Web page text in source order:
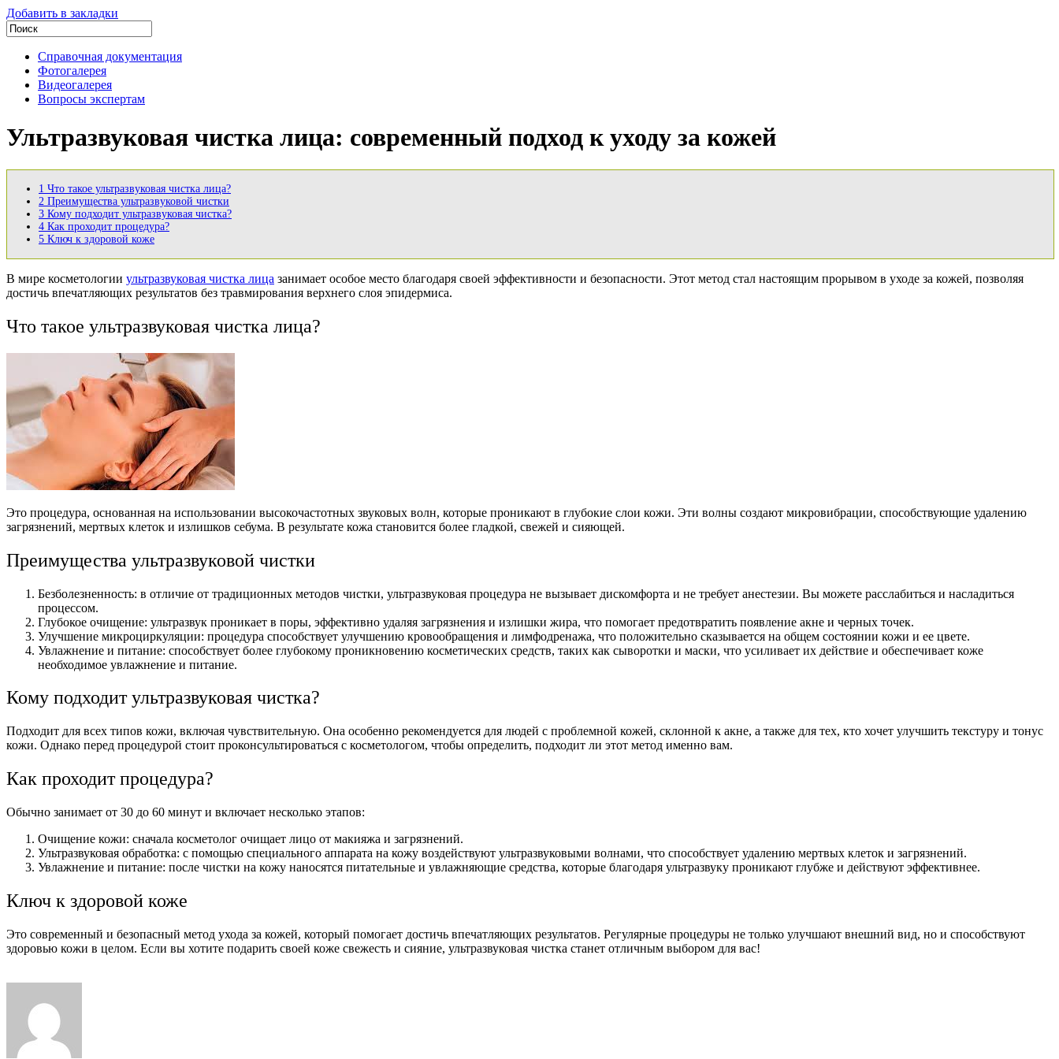
Добавить в закладки
Справочная документация
Фотогалерея
Видеогалерея
Вопросы экспертам
Ультразвуковая чистка лица: современный подход к уходу за кожей
1 Что такое ультразвуковая чистка лица?
2 Преимущества ультразвуковой чистки
3 Кому подходит ультразвуковая чистка?
4 Как проходит процедура?
5 Ключ к здоровой коже
В мире косметологии ультразвуковая чистка лица занимает особое место благодаря своей эффективности и безопасности. Этот метод стал настоящим прорывом в уходе за кожей, позволяя
достичь впечатляющих результатов без травмирования верхнего слоя эпидермиса.
Что такое ультразвуковая чистка лица?
Это процедура, основанная на использовании высокочастотных звуковых волн, которые проникают в глубокие слои кожи. Эти волны создают микровибрации, способствующие удалению
загрязнений, мертвых клеток и излишков себума. В результате кожа становится более гладкой, свежей и сияющей.
Преимущества ультразвуковой чистки
Безболезненность: в отличие от традиционных методов чистки, ультразвуковая процедура не вызывает дискомфорта и не требует анестезии. Вы можете расслабиться и насладиться
процессом.
Глубокое очищение: ультразвук проникает в поры, эффективно удаляя загрязнения и излишки жира, что помогает предотвратить появление акне и черных точек.
Улучшение микроциркуляции: процедура способствует улучшению кровообращения и лимфодренажа, что положительно сказывается на общем состоянии кожи и ее цвете.
Увлажнение и питание: способствует более глубокому проникновению косметических средств, таких как сыворотки и маски, что усиливает их действие и обеспечивает коже
необходимое увлажнение и питание.
Кому подходит ультразвуковая чистка?
Подходит для всех типов кожи, включая чувствительную. Она особенно рекомендуется для людей с проблемной кожей, склонной к акне, а также для тех, кто хочет улучшить текстуру и тонус
кожи. Однако перед процедурой стоит проконсультироваться с косметологом, чтобы определить, подходит ли этот метод именно вам.
Как проходит процедура?
Обычно занимает от 30 до 60 минут и включает несколько этапов:
Очищение кожи: сначала косметолог очищает лицо от макияжа и загрязнений.
Ультразвуковая обработка: с помощью специального аппарата на кожу воздействуют ультразвуковыми волнами, что способствует удалению мертвых клеток и загрязнений.
Увлажнение и питание: после чистки на кожу наносятся питательные и увлажняющие средства, которые благодаря ультразвуку проникают глубже и действуют эффективнее.
Ключ к здоровой коже
Это современный и безопасный метод ухода за кожей, который помогает достичь впечатляющих результатов. Регулярные процедуры не только улучшают внешний вид, но и способствуют
здоровью кожи в целом. Если вы хотите подарить своей коже свежесть и сияние, ультразвуковая чистка станет отличным выбором для вас!